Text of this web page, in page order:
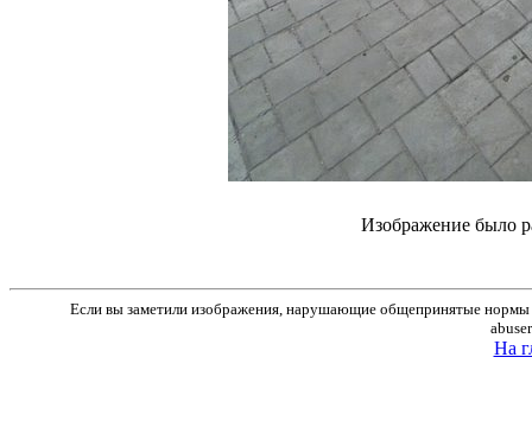
Изображение было
Если вы заметили изображения, нарушающие общепринятые нормы
На